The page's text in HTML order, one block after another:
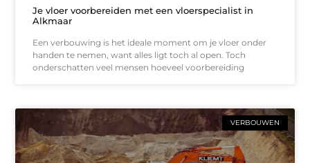
Je vloer voorbereiden met een vloerspecialist in
Alkmaar
Een verbouwing is het ideale moment om je vloer onder
handen te nemen, want alles ligt toch al open. Toch
onderschatten veel mensen hoeveel voorbereiding
VERBOUWEN